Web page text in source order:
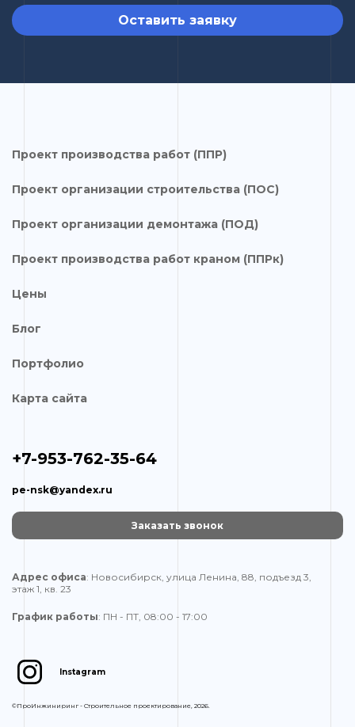
Оставить заявку
Проект производства работ (ППР)
Проект организации строительства (ПОС)
Проект организации демонтажа (ПОД)
Проект производства работ краном (ППРк)
Цены
Блог
Портфолио
Карта сайта
+7-953-762-35-64
pe-nsk@yandex.ru
Заказать звонок
Адрес офиса: Новосибирск, улица Ленина, 88, подъезд 3,
этаж 1, кв. 23
График работы: ПН - ПТ, 08:00 - 17:00
Instagram
©ПроИнжиниринг - Строительное проектирование, 2026.